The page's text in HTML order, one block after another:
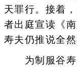
天罪行。接着
者出庭宣读《
寿夫仍推说全然
为制服谷寿